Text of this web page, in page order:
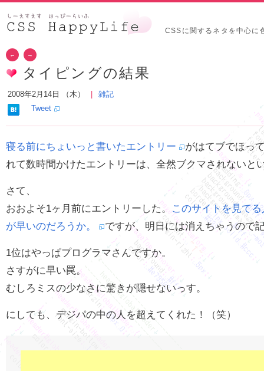
CSSに関するネタを中心に
← →
タイピングの結果
2008年2月14日 （木）
雑記
Tweet
寝る前にちょいっと書いたエントリー
がはてブでほっ
れて数時間かけたエントリーは、全然ブクマされないと
さて、
おおよそ1ヶ月前にエントリーした。 このサイトを見て
が早いのだろうか。
ですが、明日には消えちゃうので
1位はやっぱプログラマさんですか。
さすがに早い罠。
むしろミスの少なさに驚きが隠せないっす。
にしても、デジパの中の人を超えてくれた！（笑）